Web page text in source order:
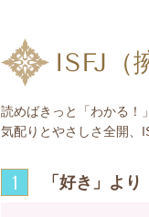
ISFJ（
読めばきっと「わかる！
気配りとやさしさ全開、
1 「好き」よ